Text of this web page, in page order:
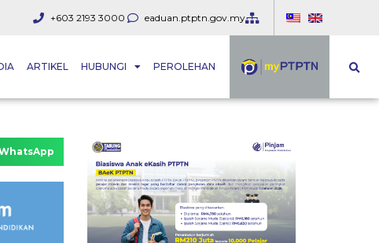
+603 2193 3000 eaduan.ptptn.gov.my
ARTIKEL HUBUNGI PEROLEHAN